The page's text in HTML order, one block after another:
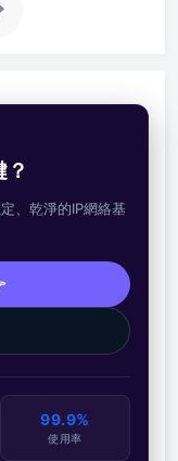
、乾淨的IP網絡基
99.9%
使用率